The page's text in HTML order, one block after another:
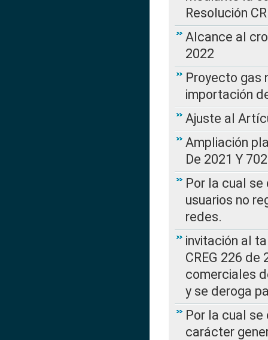
Resolución
Alcance al
2022
Proyecto gas
importación
Ajuste al
Ampliación
De 2021 Y
Por la cual
usuarios no
redes.
invitación al
CREG 226
comerciales
y se deroga
Por la cual
carácter